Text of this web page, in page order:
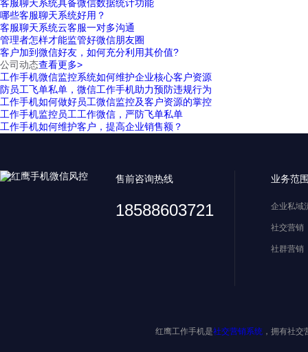
客服聊天系统具备微信数据统计功能
哪些客服聊天系统好用？
客服聊天系统云客服一对多沟通
管理者怎样才能监管好微信朋友圈
客户加到微信好友，如何充分利用其价值?
公司动态查看更多>
工作手机微信监控系统如何维护企业核心客户资源
防员工飞单私单，微信工作手机助力预防违规行为
工作手机如何做好员工微信监控及客户资源的掌控
工作手机监控员工工作微信，严防飞单私单
工作手机如何维护客户，提高企业销售额？
售前咨询热线
18588603721
业务范
企业私域
社交营销
社群营销
红鹰工作手机是社交营销系统 ，拥有社